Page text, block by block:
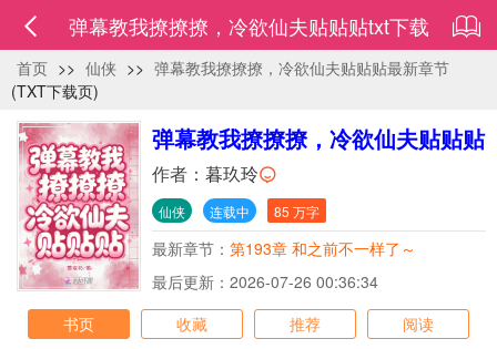
弹幕教我撩撩撩，冷欲仙夫贴贴贴txt下载
首页 >> 仙侠 >> 弹幕教我撩撩撩，冷欲仙夫贴贴贴最新章节
(TXT下载页)
弹幕教我撩撩撩，冷欲仙夫贴贴贴
作者： 暮玖玲
仙侠 连载中 85 万字
最新章节： 第193章 和之前不一样了～
最后更新：2026-07-26 00:36:34
书页
收藏 推荐 阅读